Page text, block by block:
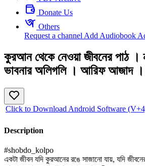
Donate Us
Others
Request a channel Add Audiobook
কুরআন থেকে নেওয়া জীবনের পাঠ ।
ভাবনার অলিগলি । আরিফ আজাদ
Click to Download Android Software (V+4)
Description
#shobdo_kolpo
একটা জীবন যদি কুরআনের রঙে সাজানো যায়, যদি